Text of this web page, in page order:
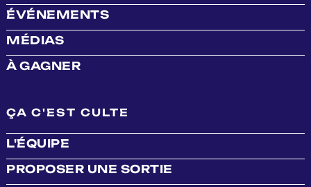
ÉVÉNEMENTS
MÉDIAS
À GAGNER
ÇA C'EST CULTE
L'ÉQUIPE
PROPOSER UNE SORTIE